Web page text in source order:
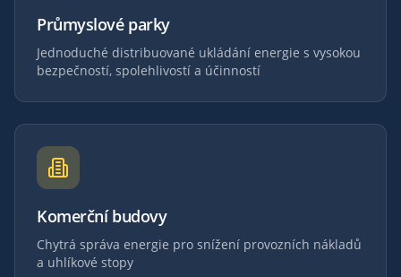
Průmyslové parky
Jednoduché distribuované ukládání energie s vysokou
bezpečností, spolehlivostí a účinností
Komerční budovy
Chytrá správa energie pro snížení provozních nákladů
a uhlíkové stopy